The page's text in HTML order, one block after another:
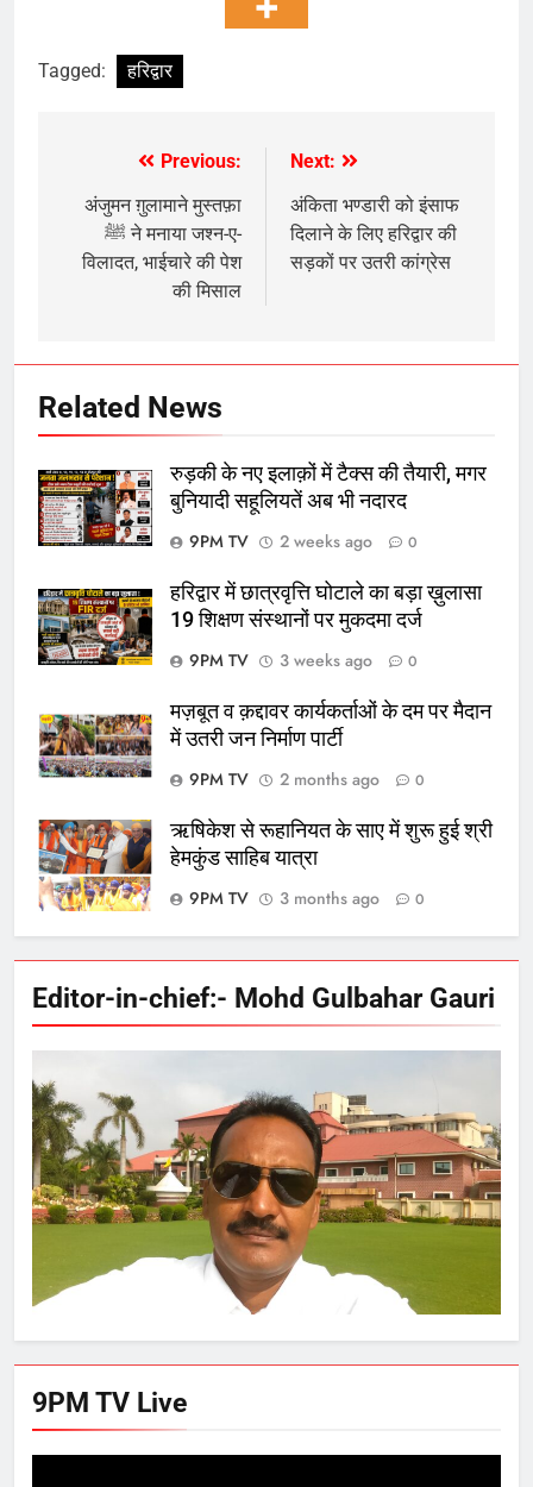
Tagged: हरिद्वार
navigation
Previous:
अंजुमन ग़ुलामाने मुस्तफ़ा
ﷺ ने मनाया जश्न-ए-
विलादत, भाईचारे की पेश
की मिसाल
Next:
अंकिता भण्डारी को इंसाफ
दिलाने के लिए हरिद्वार की
सड़कों पर उतरी कांग्रेस
Related News
रुड़की के नए इलाक़ों में टैक्स की तैयारी, मगर
बुनियादी सहूलियतें अब भी नदारद
9PM TV
2 weeks ago 0
हरिद्वार में छात्रवृत्ति घोटाले का बड़ा ख़ुलासा
19 शिक्षण संस्थानों पर मुकदमा दर्ज
9PM TV
3 weeks ago 0
मज़बूत व क़द्दावर कार्यकर्ताओं के दम पर मैदान
में उतरी जन निर्माण पार्टी
9PM TV
2 months ago 0
ऋषिकेश से रूहानियत के साए में शुरू हुई श्री
हेमकुंड साहिब यात्रा
9PM TV
3 months ago 0
Editor-in-chief:- Mohd Gulbahar Gauri
9PM TV Live